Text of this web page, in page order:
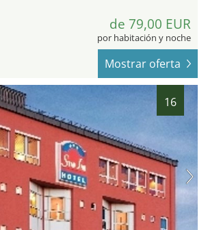
de 79,00 EUR
por habitación y noche
Mostrar oferta
16